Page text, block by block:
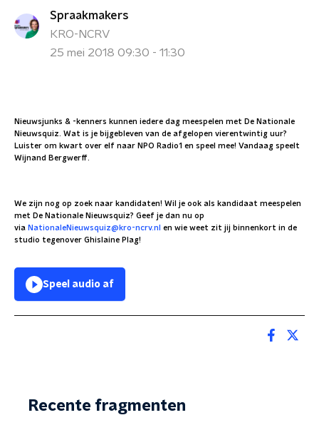
Spraakmakers
KRO-NCRV
25 mei 2018 09:30 - 11:30
Nieuwsjunks & -kenners kunnen iedere dag meespelen met De Nationale
Nieuwsquiz. Wat is je bijgebleven van de afgelopen vierentwintig uur?
Luister om kwart over elf naar NPO Radio1 en speel mee! Vandaag speelt
Wijnand Bergwerff.
We zijn nog op zoek naar kandidaten! Wil je ook als kandidaat meespelen
met De Nationale Nieuwsquiz? Geef je dan nu op
via NationaleNieuwsquiz@kro-ncrv.nl
en wie weet zit jij binnenkort in de
studio tegenover Ghislaine Plag!
Speel audio af
Recente fragmenten